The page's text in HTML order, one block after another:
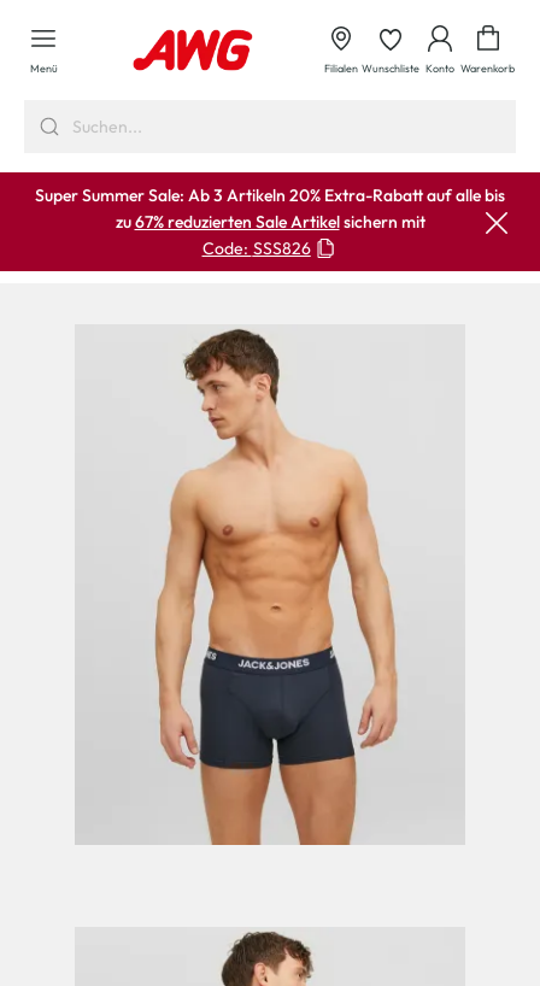
springen
Menü Filialen Wunschliste Konto Warenkorb
Super Summer Sale: Ab 3 Artikeln 20% Extra-Rabatt auf alle bis
zu67% reduzierten Sale Artikelsichern mit
Code: SSS826